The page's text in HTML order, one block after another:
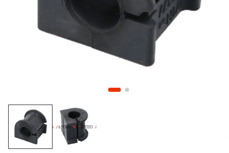
inyección
refrigeración
citroen c4